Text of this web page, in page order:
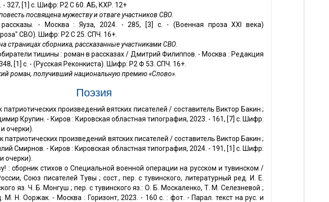
- 327, [1] с. Шифр: Р2 С 60. АБ, КХР. 12+
посвящена мужеству и отваге участников СВО.
- Москва : Яуза, 2024. - 285, [3] с. - (Военная проза XXI века)
СВО). Шифр: Р2 С 25. СПЧ. 16+.
страницах сборника, рассказанные участниками СВО.
тишины : роман в рассказах / Дмитрий Филиппов. - Москва : Редакция
[1] с. - (Русская Реконкиста). Шифр: Р2 Ф 53. СПЧ. 16+.
роман, получивший национальную премию «Слово»
Поэзия
патриотических произведений вятских писателей / составитель Виктор Бакин ;
Крупин. - Киров : Кировская областная типография, 2023. - 161, [7] с. Шифр:
очерки).
патриотических произведений вятских писателей / составитель Виктор Бакин ;
Смирнов. - Киров : Кировская областная типография, 2024. - 191, [1] с. Шифр:
очерки).
: сборник стихов о Специальной военной операции на русском и тувинском /
Союз писателей Тувы ; сост., пер. с тувинского, литературный ред. И. Е.
яз. Ч. Б. Монгуш ; пер. с тувинского яз.: О. Б. Москаленко, Т. М. Селезневой ;
М. Н. Ооржак. - Москва : Горизонт, 2023. - 160 с. : фот. - Парал. текст на рус. и